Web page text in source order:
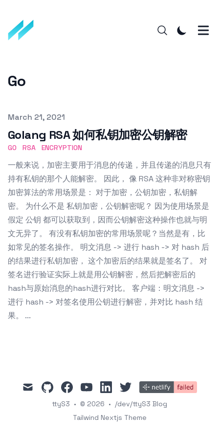
Go
Published on
March 21, 2021
Golang RSA 如何私钥加密公钥解密
GO RSA ENCRYPTION
一般来说，加密主要用于消息的传递，并且传递的消息只有
持有私钥的那个人能解密。 因此， 像 RSA 这种非对称密钥
加密算法的常用场景是： 对于加密，公钥加密，私钥解
密。 为什么不是 私钥加密，公钥解密呢？ 因为使用场景是
假定 公钥 都可以获取到，因而公钥解密这种操作也就与明
文无异了。 有没有私钥加密的常用场景呢？当然是有，比
如常见的签名操作。 明文消息 -> 进行 hash -> 对 hash 后
的结果进行私钥加密， 这个加密后的结果就是签名了。 对
签名进行验证实际上就是用公钥解密，然后把解密后的
hash与原始消息的hash进行对比。 客户端：明文消息 ->
进行 hash -> 对签名使用公钥进行解密，并对比 hash 结
果。 ...
mail githubfacebookyoutubelinkedintwitter
ttyS3 • © 2026 • /dev/ttyS3 Blog
Tailwind Nextjs Theme